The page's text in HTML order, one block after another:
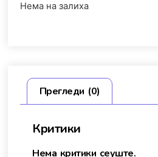
Нема на залиха
Прегледи (0)
Критики
Нема критики сеуште.